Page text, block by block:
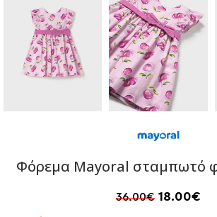
Φόρεμα Mayoral σταμπωτό
36.00€ 18.00€